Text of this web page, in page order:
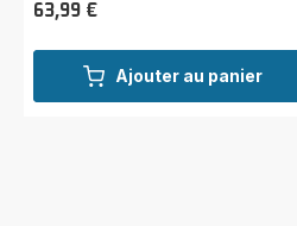
Ajouter au panier
Prix
63,99 €